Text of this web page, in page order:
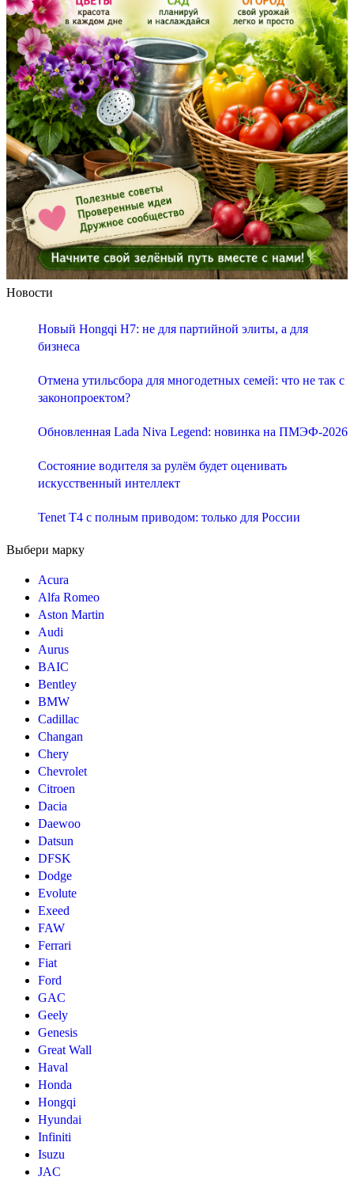
Новости
Новый Hongqi H7: не для партийной элиты, а для
бизнеса
Отмена утильсбора для многодетных семей: что не так с
законопроектом?
Обновленная Lada Niva Legend: новинка на ПМЭФ-2026
Состояние водителя за рулём будет оценивать
искусственный интеллект
Tenet T4 с полным приводом: только для России
Выбери марку
Acura
Alfa Romeo
Aston Martin
Audi
Aurus
BAIC
Bentley
BMW
Cadillac
Changan
Chery
Chevrolet
Citroen
Dacia
Daewoo
Datsun
DFSK
Dodge
Evolute
Exeed
FAW
Ferrari
Fiat
Ford
GAC
Geely
Genesis
Great Wall
Haval
Honda
Hongqi
Hyundai
Infiniti
Isuzu
JAC